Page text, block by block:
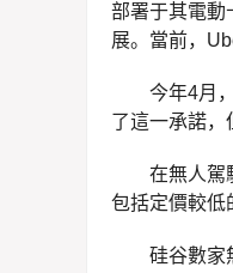
部署于其電動
展。當前，
今年4月
了這一承諾，
在無人駕
包括定價較低
硅谷數家